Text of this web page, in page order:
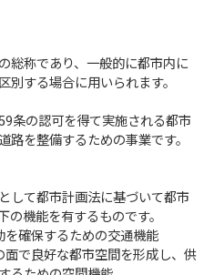
総称であり、一般的に都市内に
別する場合に用いられます。
条の認可を得て実施される都市
路を整備するための事業です。
して都市計画法に基づいて都市
の機能を有するものです。
確保するための交通機能
で良好な都市空間を形成し、供